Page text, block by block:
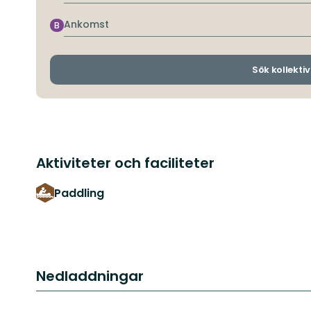
Ankomst
B
Sök
Aktiviteter och faciliteter
Paddling
Nedladdningar